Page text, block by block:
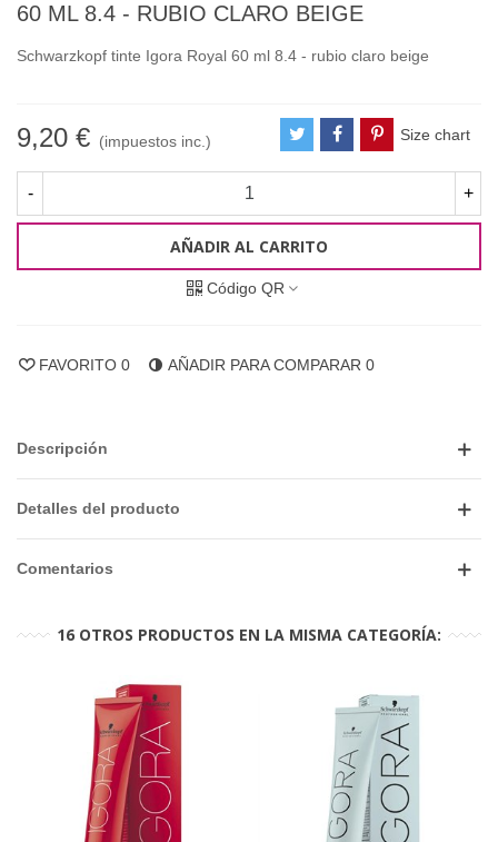
60 ML 8.4 - RUBIO CLARO BEIGE
Schwarzkopf tinte Igora Royal 60 ml 8.4 - rubio claro beige
9,20 € (impuestos inc.) Size chart
- +
AÑADIR AL CARRITO
Código QR
FAVORITO 0 AÑADIR PARA COMPARAR 0
Descripción
Detalles del producto
Comentarios
16 OTROS PRODUCTOS EN LA MISMA CATEGORÍA: